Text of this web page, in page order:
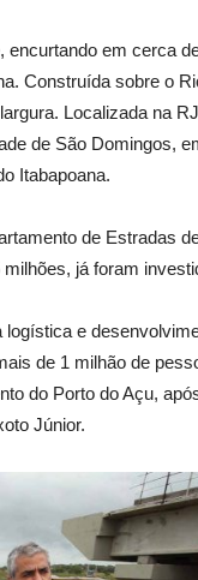
encurtando em cerca
Construída sobre o
Localizada na
de São Domingos,
Itabapoana.
de Estradas
já foram
e
de 1 milhão de
do Porto do Açu,
Júnior.